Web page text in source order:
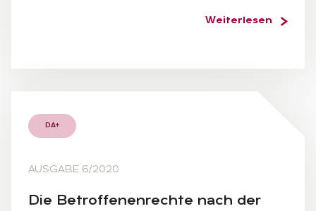
Weiterlesen
DA+
AUSGABE 6/2020
Die Be­trof­fe­nen­rech­te nach der